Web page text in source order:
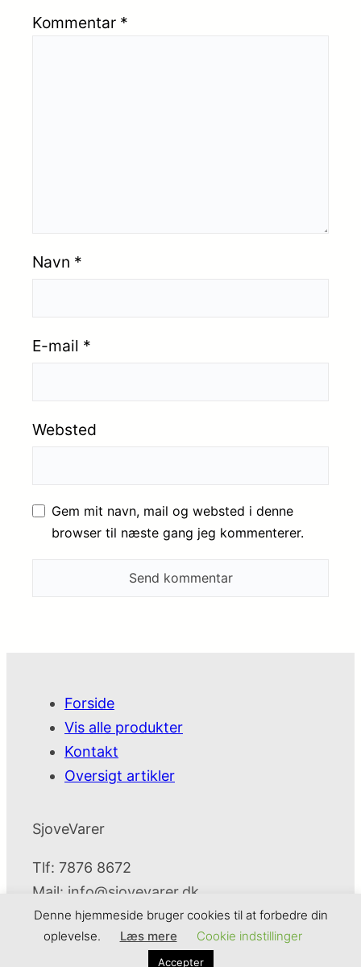
Kommentar *
Navn *
E-mail *
Websted
Gem mit navn, mail og websted i denne
browser til næste gang jeg kommenterer.
Forside
Vis alle produkter
Kontakt
Oversigt artikler
SjoveVarer
Tlf: 7876 8672
Mail: info@sjovevarer.dk
Cookie- og privatlivspolitik
Denne hjemmeside bruger cookies til at forbedre din
oplevelse.
Læs mere Cookie indstillinger
Accepter